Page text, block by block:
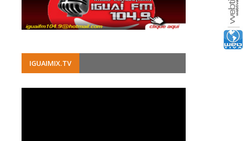
IGUAIMIX.TV